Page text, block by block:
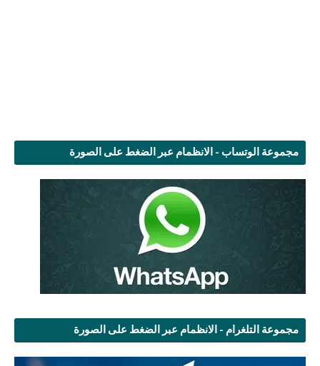
مجموعة الوتساب - الانظمام عبر الضغط على الصورة
مجموعة التلغرام - الانظمام عبر الضغط على الصورة